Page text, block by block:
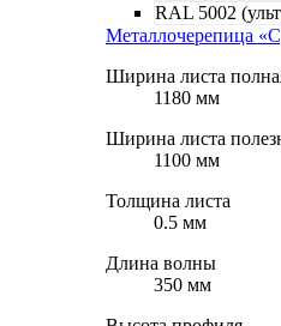
RAL 5002
Металлочерепица
Ширина листа
1180 мм
Ширина листа
1100 мм
Толщина листа
0.5 мм
Длина волны
350 мм